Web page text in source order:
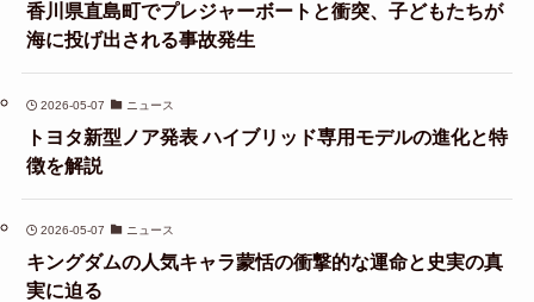
香川県直島町でプレジャーボートと衝突、子どもたちが
海に投げ出される事故発生
2026-05-07 ニュース
トヨタ新型ノア発表 ハイブリッド専用モデルの進化と特
徴を解説
2026-05-07 ニュース
キングダムの人気キャラ蒙恬の衝撃的な運命と史実の真
実に迫る